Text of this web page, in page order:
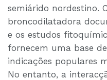
semiárido nordestino.
broncodilatadora
e os estudos
fornecem uma base
indicações populares
No entanto, a